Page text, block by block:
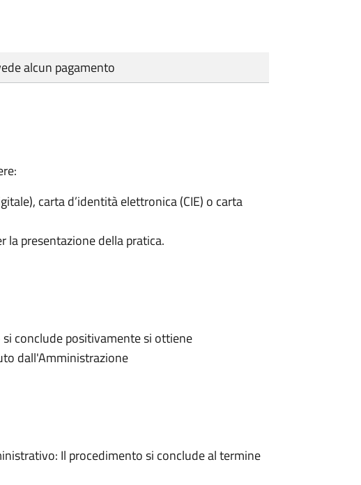
alcun pagamento
carta d’identità elettronica (CIE) o carta
presentazione della pratica.
conclude positivamente si ottiene
dall'Amministrazione
Il procedimento si conclude al termine